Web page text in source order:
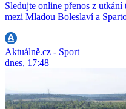
Sledujte online přenos z
mezi Mladou Boleslaví a
Aktuálně.cz - Sport
dnes, 17:48